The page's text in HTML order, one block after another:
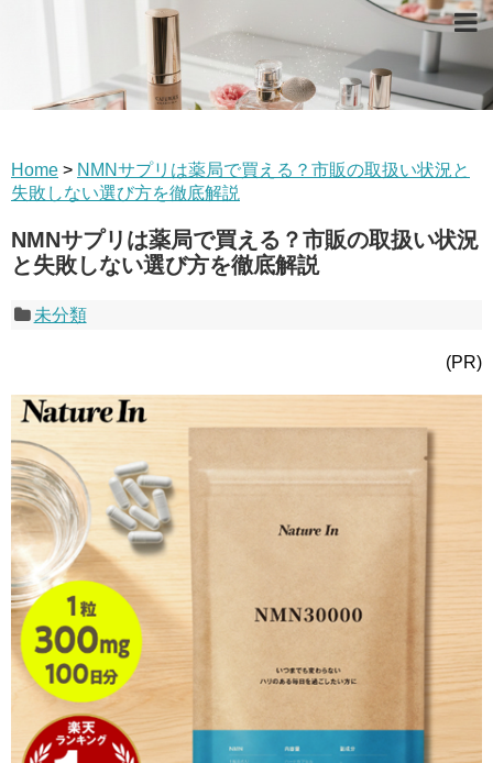
Home > NMNサプリは薬局で買える？市販の取扱い状況と
失敗しない選び方を徹底解説
NMNサプリは薬局で買える？市販の取扱い状況
と失敗しない選び方を徹底解説
未分類
(PR)